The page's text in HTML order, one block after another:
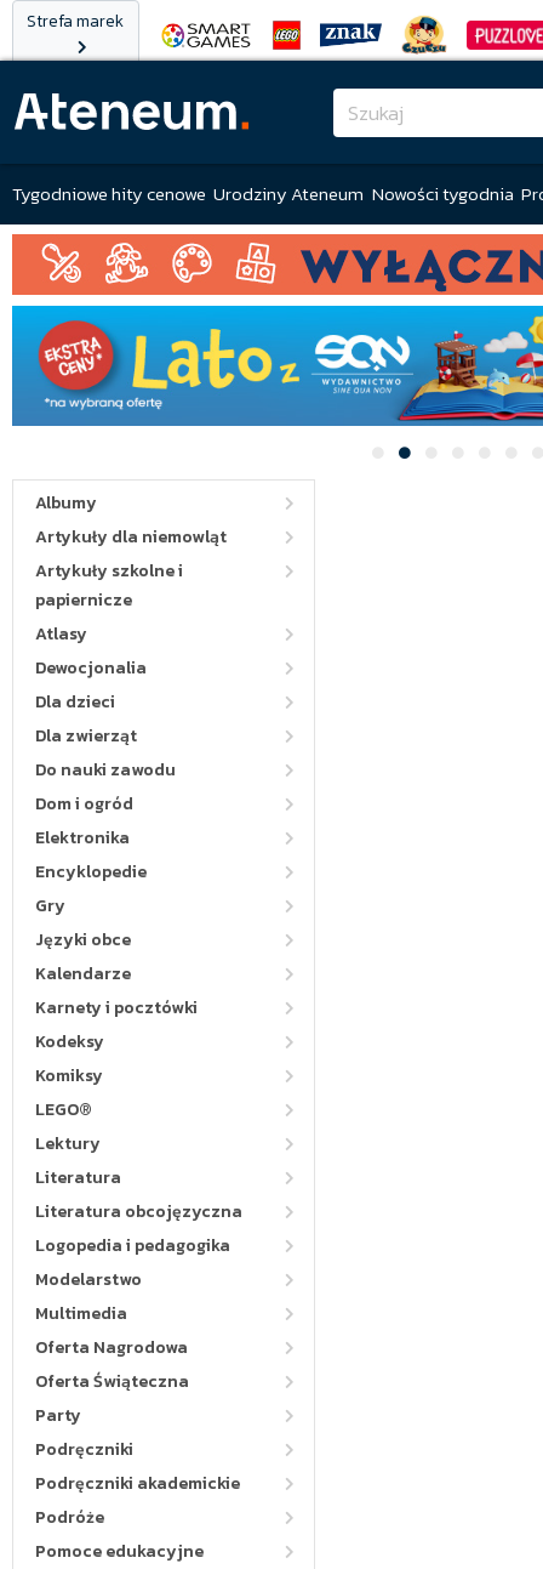
Strefa marek
Tygodniowe hity cenowe Urodziny Ateneum Nowości tygodnia
Albumy
Artykuły dla niemowląt
Artykuły szkolne i
papiernicze
Atlasy
Dewocjonalia
Dla dzieci
Dla zwierząt
Do nauki zawodu
Dom i ogród
Elektronika
Encyklopedie
Gry
Języki obce
Kalendarze
Karnety i pocztówki
Kodeksy
Komiksy
LEGO®
Lektury
Literatura
Literatura obcojęzyczna
Logopedia i pedagogika
Modelarstwo
Multimedia
Oferta Nagrodowa
Oferta Świąteczna
Party
Podręczniki
Podręczniki akademickie
Podróże
Pomoce edukacyjne